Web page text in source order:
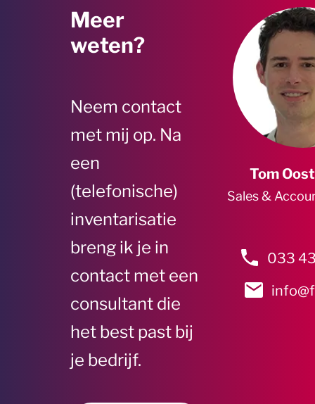
Meer
weten?
Neem contact
met mij op. Na
een
(telefonische)
inventarisatie
breng ik je in
contact met een
consultant die
het best past bij
je bedrijf.
Tom
Sales &
033